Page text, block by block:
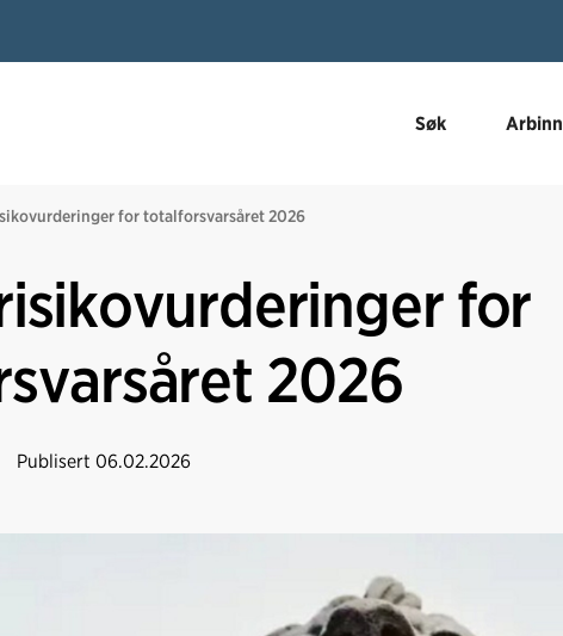
Søk Arbinn
for totalforsvarsåret 2026
for
2026
Publisert06.02.2026